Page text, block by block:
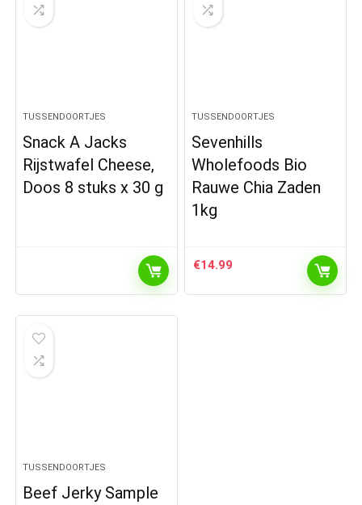
TUSSENDOORTJES
Snack A Jacks
Rijstwafel Cheese,
Doos 8 stuks x 30 g
TUSSENDOORTJES
Sevenhills
Wholefoods Bio
Rauwe Chia Zaden
1kg
€14.99
TUSSENDOORTJES
Beef Jerky Sample